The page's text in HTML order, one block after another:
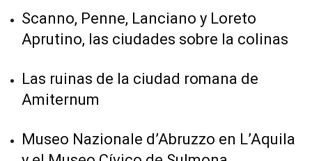
Scanno, Penne, Lanciano y Loreto
Aprutino, las ciudades sobre la colinas
Las ruinas de la ciudad romana de
Amiternum
Museo Nazionale d’Abruzzo en L’Aquila